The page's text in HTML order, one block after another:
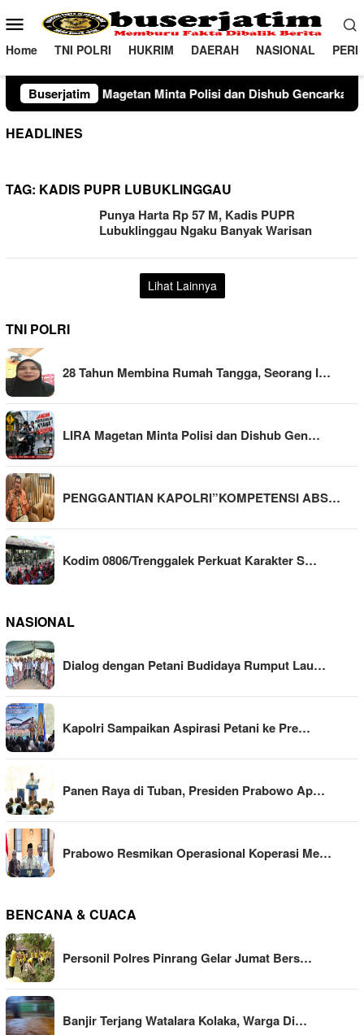
ke
konten
Menu
Mobile
Home TNI POLRI HUKRIM DAERAH NASIONAL
Buserjatim
Minta Polisi dan Dishub Gencarkan Sosialisasi Edukasi
HEADLINES
TAG: KADIS PUPR LUBUKLINGGAU
Punya Harta Rp 57 M, Kadis PUPR
Lubuklinggau Ngaku Banyak Warisan
Lihat Lainnya
TNI POLRI
28 Tahun Membina Rumah Tangga, Seorang I…
LIRA Magetan Minta Polisi dan Dishub Gen…
PENGGANTIAN KAPOLRI”KOMPETENSI ABS…
Kodim 0806/Trenggalek Perkuat Karakter S…
NASIONAL
Dialog dengan Petani Budidaya Rumput Lau…
Kapolri Sampaikan Aspirasi Petani ke Pre…
Panen Raya di Tuban, Presiden Prabowo Ap…
Prabowo Resmikan Operasional Koperasi Me…
BENCANA & CUACA
Personil Polres Pinrang Gelar Jumat Bers…
Banjir Terjang Watalara Kolaka, Warga Di…